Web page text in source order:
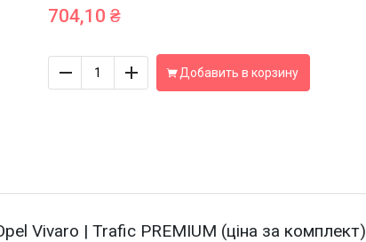
704,10 ₴
Добавить в корзину
Vivaro | Trafic PREMIUM (ціна за комплект)